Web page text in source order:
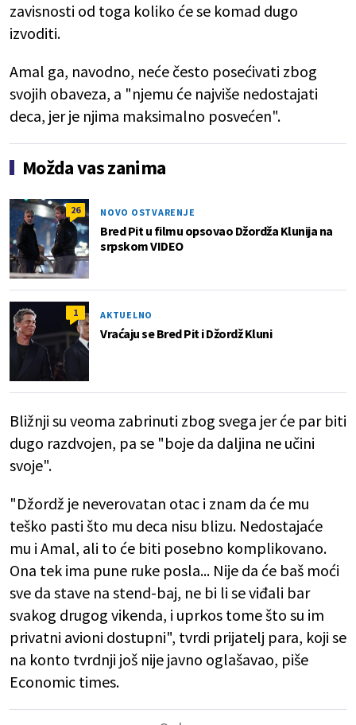
zavisnosti od toga koliko će se komad dugo
izvoditi.
Amal ga, navodno, neće često posećivati zbog
svojih obaveza, a "njemu će najviše nedostajati
deca, jer je njima maksimalno posvećen".
Možda vas zanima
26 NOVO OSTVARENJE
Bred Pit u filmu opsovao Džordža Klunija na
srpskom VIDEO
1 AKTUELNO
Vraćaju se Bred Pit i Džordž Kluni
Bližnji su veoma zabrinuti zbog svega jer će par biti
dugo razdvojen, pa se "boje da daljina ne učini
svoje".
"Džordž je neverovatan otac i znam da će mu
teško pasti što mu deca nisu blizu. Nedostajaće
mu i Amal, ali to će biti posebno komplikovano.
Ona tek ima pune ruke posla... Nije da će baš moći
sve da stave na stend-baj, ne bi li se viđali bar
svakog drugog vikenda, i uprkos tome što su im
privatni avioni dostupni", tvrdi prijatelj para, koji se
na konto tvrdnji još nije javno oglašavao, piše
Economic times.